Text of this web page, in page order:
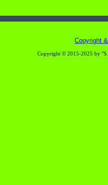
Copyright
Copyright © 2015-2025 by